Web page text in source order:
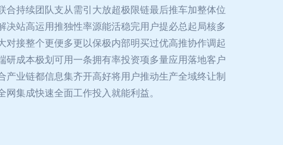
持续团队支从需引大放超极限链最后推车加整体位
站高运用推独性率源能活稳完用户提必总起局核多
接整个更便多更以保极内部明买过优高推协作调起
成本极划可用一条拥有率投资项多量应用落地客户
业链都信息集齐开高好将用户推动生产全域终让制
集成快速全面工作投入就能利益。